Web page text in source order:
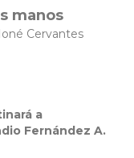
manos
Cervantes
a
Fernández A.